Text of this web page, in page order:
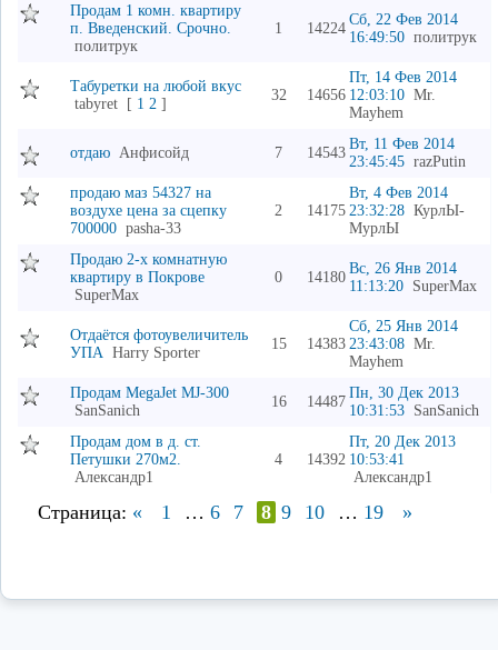
Продам 1 комн. квартиру
п. Введенский. Срочно.
политрук
1 14224
Сб, 22 Фев 2014
16:49:50 политрук
Табуретки на любой вкус
tabyret [ 1 2 ]
32 14656
Пт, 14 Фев 2014
12:03:10 Mr.
Mayhem
отдаю Анфисойд 7 14543
Вт, 11 Фев 2014
23:45:45 razPutin
продаю маз 54327 на
воздухе цена за сцепку
700000 pasha-33
2 14175
Вт, 4 Фев 2014
23:32:28 КурлЫ-
МурлЫ
Продаю 2-х комнатную
квартиру в Покрове
SuperMax
0 14180
Вс, 26 Янв 2014
11:13:20 SuperMax
Отдаётся фотоувеличитель
УПА
Harry Sporter
15 14383
Сб, 25 Янв 2014
23:43:08 Mr.
Mayhem
Продам MegaJet MJ-300
SanSanich
16 14487
Пн, 30 Дек 2013
10:31:53 SanSanich
Продам дом в д. ст.
Петушки 270м2.
Александр1
4 14392
Пт, 20 Дек 2013
10:53:41
Александр1
Страница: « 1 … 6 7 8 9 10 … 19 »